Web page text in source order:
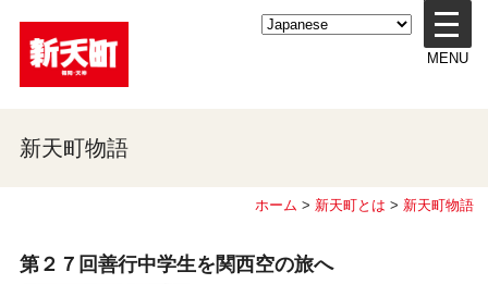
メ
ニ
ュ
MENU
新天町物語
ホーム > 新天町とは > 新天町物語
第２７回善行中学生を関西空の旅へ